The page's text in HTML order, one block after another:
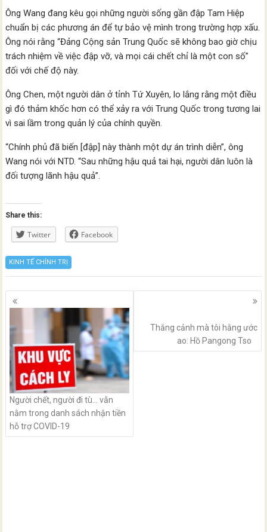
Ông Wang đang kêu gọi những người sống gần đập Tam Hiệp
chuẩn bị các phương án để tự bảo vệ mình trong trường hợp xấu.
Ông nói rằng “Đảng Cộng sản Trung Quốc sẽ không bao giờ chịu
trách nhiệm về việc đập vỡ, và mọi cái chết chỉ là một con số”
đối với chế độ này.
Ông Chen, một người dân ở tỉnh Tứ Xuyên, lo lắng rằng một điều
gì đó thảm khốc hơn có thể xảy ra với Trung Quốc trong tương lai
vì sai lầm trong quản lý của chính quyền.
“Chính phủ đã biến [đập] này thành một dự án trình diễn”, ông
Wang nói với NTD. “Sau những hậu quả tai hại, người dân luôn là
đối tượng lãnh hậu quả”.
Share this:
Twitter Facebook
KINH TẾ CHÍNH TRỊ
Posts
navigation
Người chết, người đi tù… vẫn
nằm trong danh sách nhận tiền
hỗ trợ COVID-19
Thắng cảnh mà tôi hằng ước
ao: Hồ Pangong Tso